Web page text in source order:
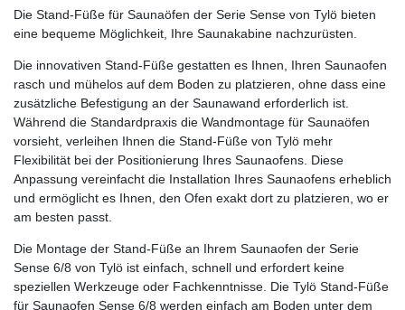
Die Stand-Füße für Saunaöfen der Serie Sense von Tylö bieten
eine bequeme Möglichkeit, Ihre Saunakabine nachzurüsten.
Die innovativen Stand-Füße gestatten es Ihnen, Ihren Saunaofen
rasch und mühelos auf dem Boden zu platzieren, ohne dass eine
zusätzliche Befestigung an der Saunawand erforderlich ist.
Während die Standardpraxis die Wandmontage für Saunaöfen
vorsieht, verleihen Ihnen die Stand-Füße von Tylö mehr
Flexibilität bei der Positionierung Ihres Saunaofens. Diese
Anpassung vereinfacht die Installation Ihres Saunaofens erheblich
und ermöglicht es Ihnen, den Ofen exakt dort zu platzieren, wo er
am besten passt.
Die Montage der Stand-Füße an Ihrem Saunaofen der Serie
Sense 6/8 von Tylö ist einfach, schnell und erfordert keine
speziellen Werkzeuge oder Fachkenntnisse. Die Tylö Stand-Füße
für Saunaofen Sense 6/8 werden einfach am Boden unter dem